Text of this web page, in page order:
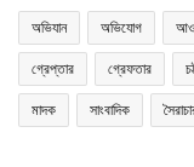
অভিযান অভিযোগ
গ্রেপ্তার গ্রেফতার
মাদক সাংবাদিক